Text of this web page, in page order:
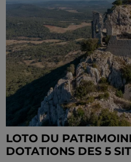
LOTO DU
DOTATIONS DES 5